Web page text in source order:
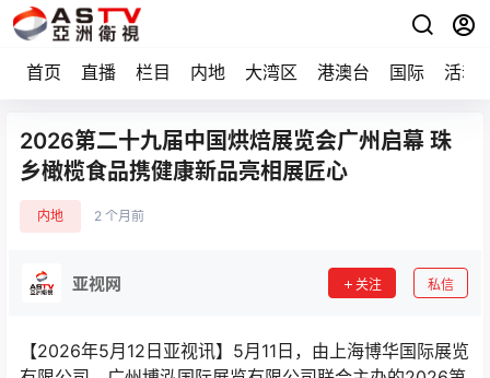
首页 直播 栏目 内地 大湾区 港澳台 国际 活动
2026第二十九届中国烘焙展览会广州启幕 珠
乡橄榄食品携健康新品亮相展匠心
内地 2 个月前
亚视网 关注 私信
【2026年5月12日亚视讯】5月11日，由上海博华国际展览